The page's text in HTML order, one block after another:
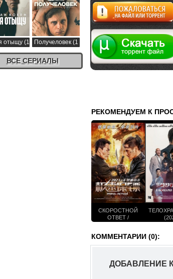
отыщу (1
Получеловек (1
сезон)
ВСЕ СЕРИАЛЫ
Жалоба
РЕКОМЕНДУЕМ К
СКОРОСТНОЙ
ОТВЕТ /
КОММЕНТАРИИ (0):
ДОБАВЛЕНИЕ